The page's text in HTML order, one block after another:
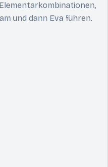
und dann Eva führen.